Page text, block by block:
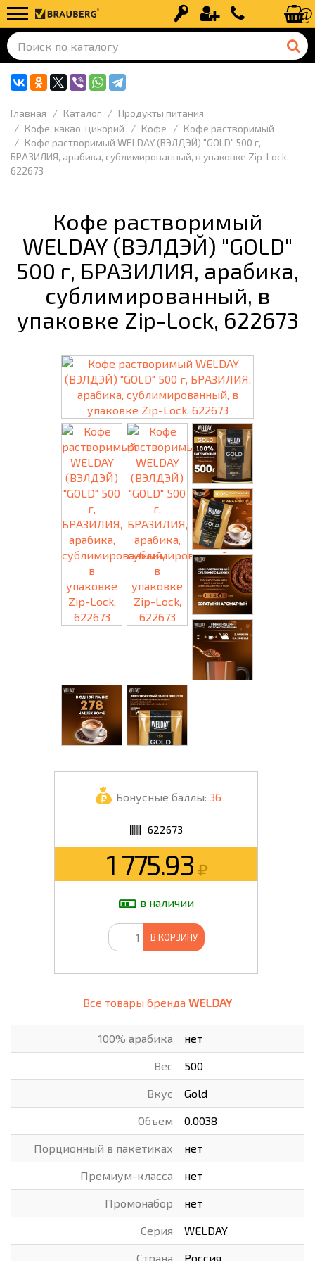
Вход Регистрация+7 (499) 110-
Главная Каталог
Продукты питания
Кофе, какао, цикорий
Кофе
Кофе растворимый
Кофе растворимый WELDAY (ВЭЛДЭЙ) "GOLD" 500 г,
БРАЗИЛИЯ, арабика, сублимированный, в упаковке Zip-Lock,
622673
Кофе растворимый
WELDAY (ВЭЛДЭЙ) "GOLD"
500 г, БРАЗИЛИЯ, арабика,
сублимированный, в
упаковке Zip-Lock, 622673
Бонусные баллы: 36
622673
1 775.93
в наличии
В КОРЗИНУ
Все товары бренда WELDAY
100% арабика нет
Вес 500
Вкус Gold
Объем 0.0038
Порционный в пакетиках нет
Премиум-класса нет
Промонабор нет
Серия WELDAY
Страна Россия